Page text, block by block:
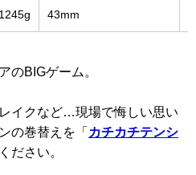
1245g 43mm
のBIGゲーム。
イクなど…現場で悔しい思い
の巻替えを「 カチカチテンシ
ださい。